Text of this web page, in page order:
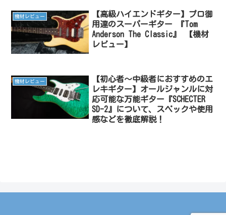
機材レビュー
【高級ハイエンドギター】プロ御
用達のスーパーギター 『Tom
Anderson The Classic』 【機材
レビュー】
機材レビュー
【初心者〜中級者におすすめのエ
レキギター】オールジャンルに対
応可能な万能ギター『SCHECTER
SD-2』について、スペックや使用
感などを徹底解説！